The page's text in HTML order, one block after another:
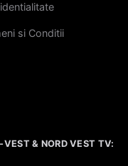
si Conditii
VEST & NORD VEST TV: